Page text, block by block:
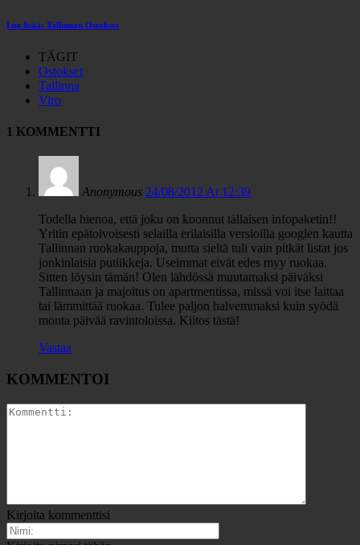
Lue lisää: Tallinnan Ostokset
TÄGIT
Ostokset
Tallinna
Viro
1 KOMMENTTI
Anonymous 24/08/2012 At 12:39
Todella hienoa, että joku on koonnut tällaisen infopaketin!!
Yritin epätoivoisesti selailla erilaisilla versioilla googlen kautta
Tallinnan ruokakauppoja, mutta sieltä tuli vain pitkät listat jos
jonkinlaisia putiikkeja. Useimmat eivät edes myy ruokaa.
Sitten löysin tämän! Olen lähdössä muutamaksi päiväksi
Tallinnaan ja majoitus on apartmentissa, missä voi itse laittaa
tai lämmittää ruokaa. Tulee paljon halvemmaksi kuin syödä
monta päivää ravintoloissa. Kiitos tästä!
Vastaa
KOMMENTOI
Kirjoita kommenttisi